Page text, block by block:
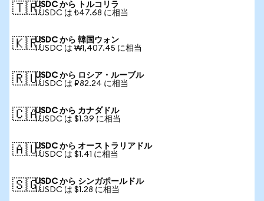
🇹🇷USDC から トルコリラ
1 USDC は ₺47.68 に相当
🇰🇷USDC から 韓国ウォン
1 USDC は ₩1,407.45 に相当
🇷🇺USDC から ロシア・ルーブル
1 USDC は ₽82.24 に相当
🇨🇦USDC から カナダドル
1 USDC は $1.39 に相当
🇦🇺USDC から オーストラリアドル
1 USDC は $1.41 に相当
🇸🇬USDC から シンガポールドル
1 USDC は $1.28 に相当